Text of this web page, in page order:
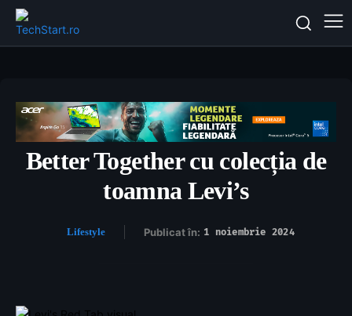
Better Together cu colecția de
toamna Levi’s
Lifestyle Publicat în: 1 noiembrie 2024